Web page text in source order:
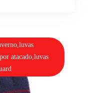
atacado,luvas